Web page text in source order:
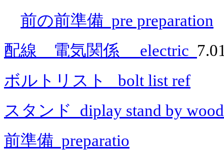
前の前準備 pre preparation
配線 電気関係 electric
ボルトリスト bolt list ref
スタンド diplay stand by
前準備 preparatio